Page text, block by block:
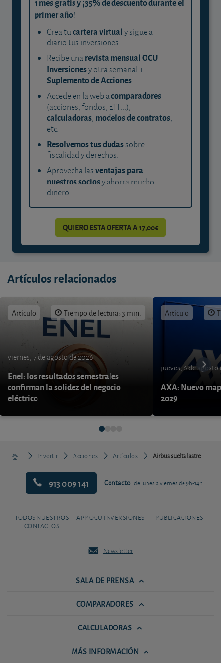
1 mes gratis y ¡35% de descuento durante el
primer año!
Crea tucartera virtualy sigue a
diario tus inversiones.
Recibe unarevista mensual OCU
Inversionesy otra semanal +
Suplemento de Acciones.
Accede en la web acomparadores
(acciones, fondos, ETF...),
calculadoras, modelos de contratos,
etc.
Resolvemos tus dudassobre
fiscalidad y derechos.
Aprovecha lasventajas para
nuestros sociosy ahorra mucho
dinero.
QUIERO ESTA OFERTA A 17,00€
Artículos relacionados
Artículo Tiempo de lectura: 3 min.
viernes, 7 de agosto de 2026
Enel: los resultados semestrales
confirman la solidez del negocio
eléctrico
Artículo
jueves, 6 de agosto
AXA: Nuevo
2029
Invertir Acciones Artículos Airbus suelta lastre
913 009 141 Contacto de lunes a viernes de 9h-14h
TODOS NUESTROS
CONTACTOS
APP OCU INVERSIONES PUBLICACIONES
Newsletter
SALA DE PRENSA
COMPARADORES
CALCULADORAS
MÁS INFORMACIÓN